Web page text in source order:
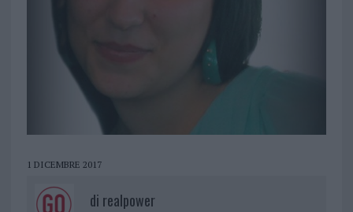
1 DICEMBRE 2017
di realpower